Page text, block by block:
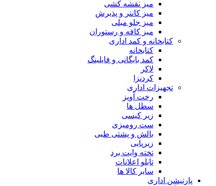
میز نقشه کشی
میز کانتر و پذیرش
میز جلو مبلی
میز کافه و رستوران
کتابخانه و کمد اداری
کتابخانه
کمد بایگانی و فایلینگ
لاکر
کردنزا
تجهیزات اداری
رخت آویز
سطل ها
زیر کیسی
ست رومیزی
بالش و پشتی طبی
زیرپایی
تخته وایت برد
تابلو اعلانات
سایر کالا ها
پارتیشن اداری